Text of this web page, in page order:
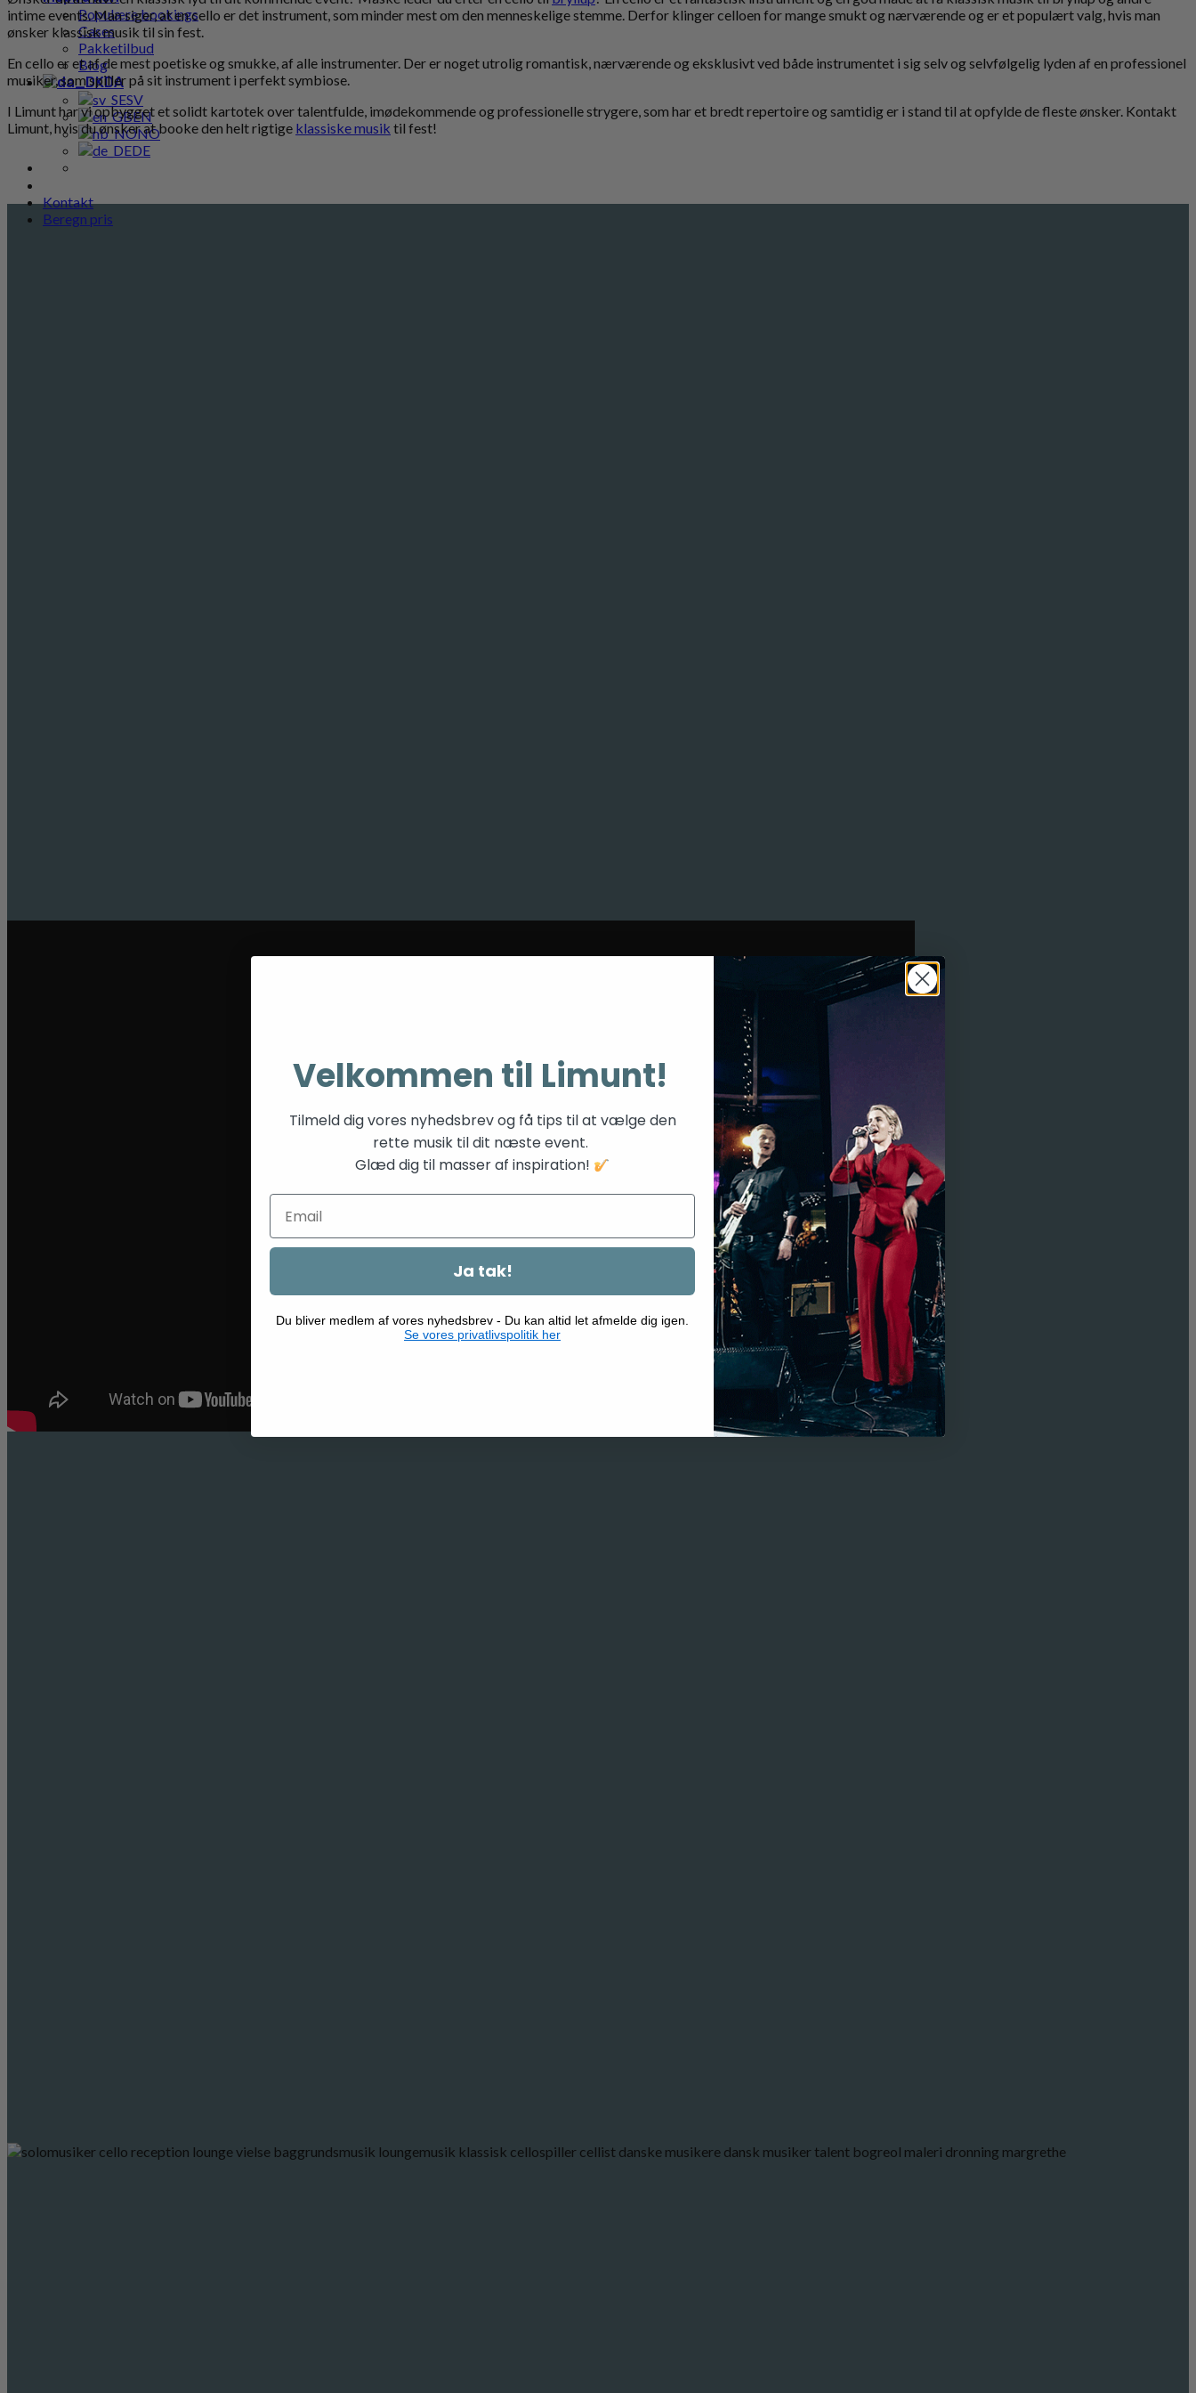
Populære bookings
Cases
Pakketilbud
Blog
DA
SV
EN
NO
DE
Kontakt
Beregn pris
intime events. Man siger, at en cello er det instrument, som minder mest om den menneskelige stemme. Derfor klinger celloen for mange smukt og nærværende og er et populært valg, hvis man
ønsker klassisk musik til sin fest.
En cello er et af de mest poetiske og smukke, af alle instrumenter. Der er noget utrolig romantisk, nærværende og eksklusivt ved både instrumentet i sig selv og selvfølgelig lyden af en professionel
musiker, som spiller på sit instrument i perfekt symbiose.
I Limunt har vi opbygget et solidt kartotek over talentfulde, imødekommende og professionelle strygere, som har et bredt repertoire og samtidig er i stand til at opfylde de fleste ønsker. Kontakt
Limunt, hvis du ønsker at booke den helt rigtige klassiske musik til fest!
Velkommen til Limunt!
Tilmeld dig vores nyhedsbrev og få tips til at vælge den
rette musik til dit næste event.
Glæd dig til masser af inspiration!
Ja tak!
Du bliver medlem af vores nyhedsbrev - Du kan altid let afmelde dig igen.
Se vores privatlivspolitik her